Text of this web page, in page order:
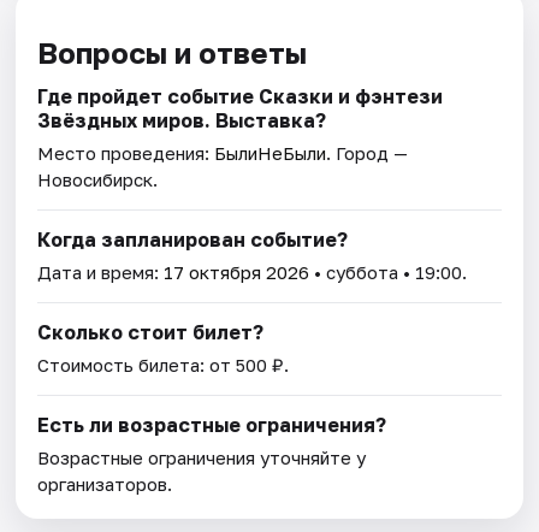
Вопросы и ответы
Где пройдет событие Сказки и фэнтези
Звёздных миров. Выставка?
Место проведения: БылиНеБыли. Город —
Новосибирск.
Когда запланирован событие?
Дата и время: 17 октября 2026 • суббота • 19:00.
Сколько стоит билет?
Стоимость билета: от 500 ₽.
Есть ли возрастные ограничения?
Возрастные ограничения уточняйте у
организаторов.